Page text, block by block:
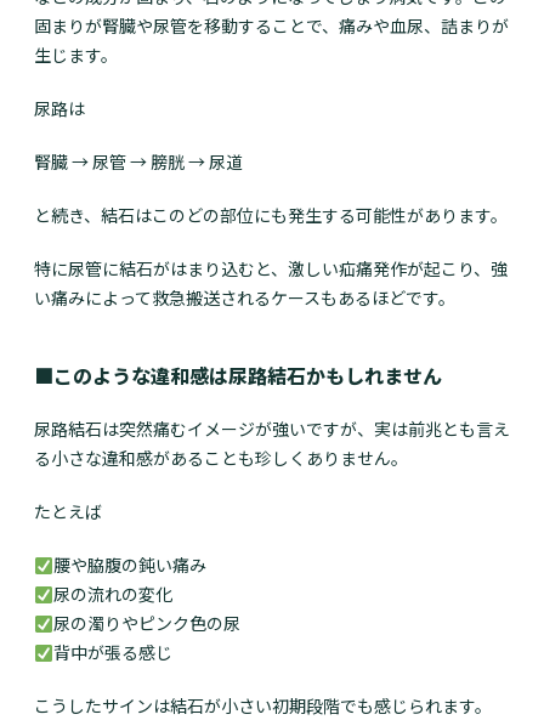
固まりが腎臓や尿管を移動することで、痛みや血尿、詰まりが
生じます。
尿路は
腎臓 → 尿管 → 膀胱 → 尿道
と続き、結石はこのどの部位にも発生する可能性があります。
特に尿管に結石がはまり込むと、激しい疝痛発作が起こり、強
い痛みによって救急搬送されるケースもあるほどです。
■このような違和感は尿路結石かもしれません
尿路結石は突然痛むイメージが強いですが、実は前兆とも言え
る小さな違和感があることも珍しくありません。
たとえば
腰や脇腹の鈍い痛み
尿の流れの変化
尿の濁りやピンク色の尿
背中が張る感じ
こうしたサインは結石が小さい初期段階でも感じられます。